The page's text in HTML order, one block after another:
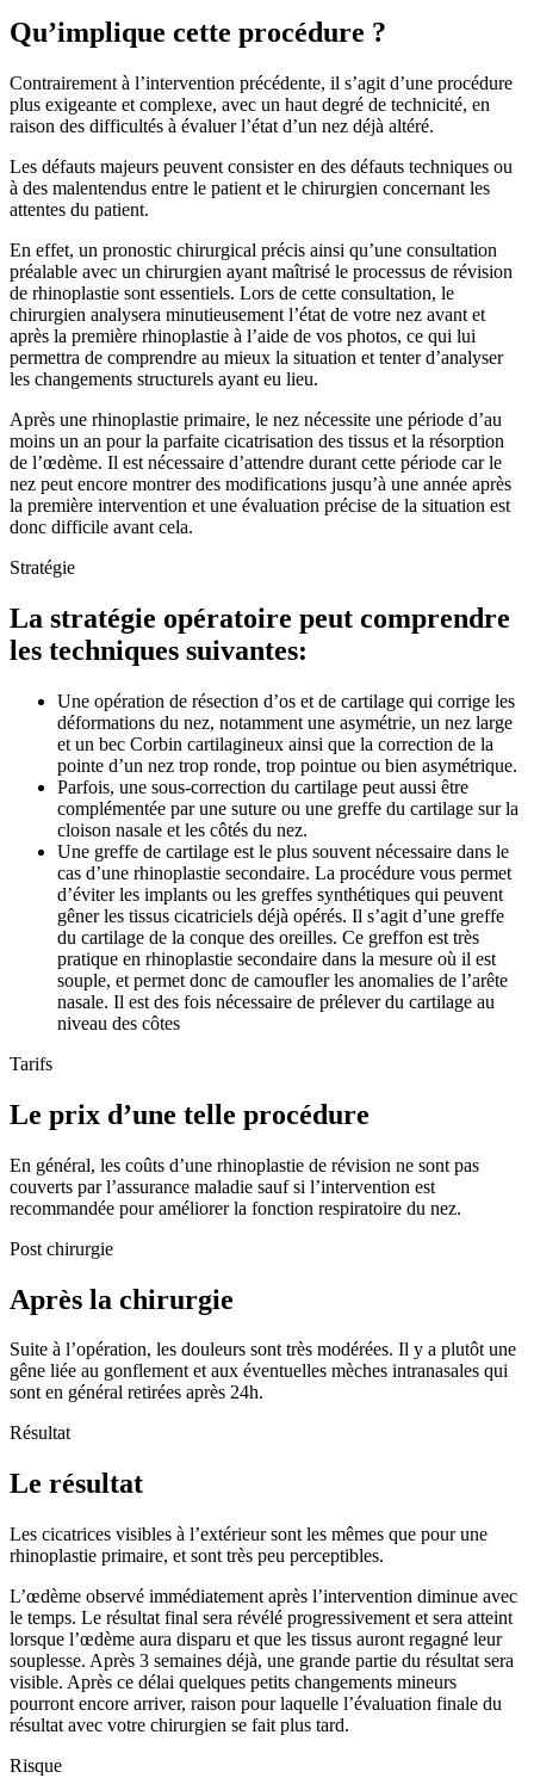
Qu’implique cette procédure ?
Contrairement à l’intervention précédente, il s’agit d’une procédure
plus exigeante et complexe, avec un haut degré de technicité, en
raison des difficultés à évaluer l’état d’un nez déjà altéré.
Les défauts majeurs peuvent consister en des défauts techniques ou
à des malentendus entre le patient et le chirurgien concernant les
attentes du patient.
En effet, un pronostic chirurgical précis ainsi qu’une consultation
préalable avec un chirurgien ayant maîtrisé le processus de révision
de rhinoplastie sont essentiels. Lors de cette consultation, le
chirurgien analysera minutieusement l’état de votre nez avant et
après la première rhinoplastie à l’aide de vos photos, ce qui lui
permettra de comprendre au mieux la situation et tenter d’analyser
les changements structurels ayant eu lieu.
Après une rhinoplastie primaire, le nez nécessite une période d’au
moins un an pour la parfaite cicatrisation des tissus et la résorption
de l’œdème. Il est nécessaire d’attendre durant cette période car le
nez peut encore montrer des modifications jusqu’à une année après
la première intervention et une évaluation précise de la situation est
donc difficile avant cela.
Stratégie
La stratégie opératoire peut comprendre
les techniques suivantes:
Une opération de résection d’os et de cartilage qui corrige les
déformations du nez, notamment une asymétrie, un nez large
et un bec Corbin cartilagineux ainsi que la correction de la
pointe d’un nez trop ronde, trop pointue ou bien asymétrique.
Parfois, une sous-correction du cartilage peut aussi être
complémentée par une suture ou une greffe du cartilage sur la
cloison nasale et les côtés du nez.
Une greffe de cartilage est le plus souvent nécessaire dans le
cas d’une rhinoplastie secondaire. La procédure vous permet
d’éviter les implants ou les greffes synthétiques qui peuvent
gêner les tissus cicatriciels déjà opérés. Il s’agit d’une greffe
du cartilage de la conque des oreilles. Ce greffon est très
pratique en rhinoplastie secondaire dans la mesure où il est
souple, et permet donc de camoufler les anomalies de l’arête
nasale. Il est des fois nécessaire de prélever du cartilage au
niveau des côtes
Tarifs
Le prix d’une telle procédure
En général, les coûts d’une rhinoplastie de révision ne sont pas
couverts par l’assurance maladie sauf si l’intervention est
recommandée pour améliorer la fonction respiratoire du nez.
Post chirurgie
Après la chirurgie
Suite à l’opération, les douleurs sont très modérées. Il y a plutôt une
gêne liée au gonflement et aux éventuelles mèches intranasales qui
sont en général retirées après 24h.
Résultat
Le résultat
Les cicatrices visibles à l’extérieur sont les mêmes que pour une
rhinoplastie primaire, et sont très peu perceptibles.
L’œdème observé immédiatement après l’intervention diminue avec
le temps. Le résultat final sera révélé progressivement et sera atteint
lorsque l’œdème aura disparu et que les tissus auront regagné leur
souplesse. Après 3 semaines déjà, une grande partie du résultat sera
visible. Après ce délai quelques petits changements mineurs
pourront encore arriver, raison pour laquelle l’évaluation finale du
résultat avec votre chirurgien se fait plus tard.
Risque